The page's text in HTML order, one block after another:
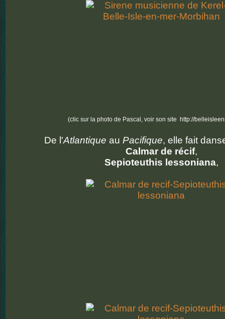
(clic sur la photo de Pascal, voir son site http://
De l'Atlantique au Pacifique, elle fait
Calmar de récif,
Sepioteuthis lessoniana,